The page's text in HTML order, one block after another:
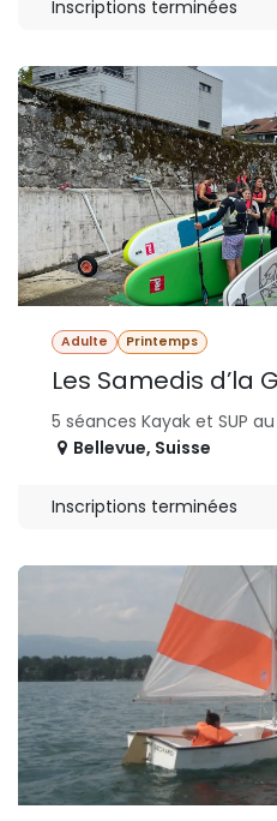
Inscriptions terminées
Adulte Printemps
Les Samedis d’la
5 séances Kayak et SUP
Bellevue, Suisse
Inscriptions terminées